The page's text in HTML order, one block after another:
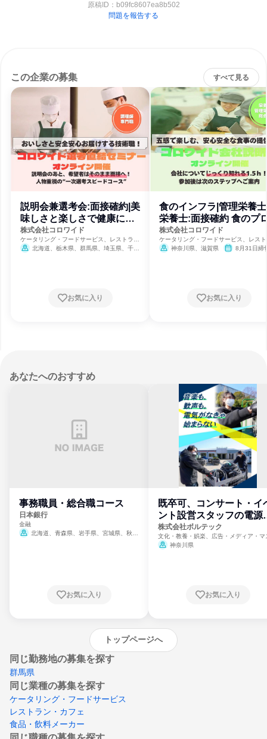
原稿ID： b09fc8607ea8b502
問題を報告する
この企業の募集 すべて見る
説明会兼選考会:面接確約|美
味しさと楽しさで健康に
CW
株式会社コロワイド
ケータリング・フードサービス、レストラ
ン・カフェ、食品・飲料メーカー
北海道、栃木県、群馬県、埼玉県、千葉
佐賀県、長崎県、熊本県、大分県、宮崎県、
8月31日締切
お気に入り
食のインフラ|管理栄養
栄養士:面接確約 食のプ
CW
株式会社コロワイド
ケータリング・フードサービス、レス
ン・カフェ、食品・飲料メーカー
神奈川県、滋賀県 8月31日締
お気に入り
あなたへのおすすめ
事務職員・総合職コース
日本銀行
金融
北海道、青森県、岩手県、宮城県、秋田
崎県、熊本県、大分県、宮崎県、鹿児島県、
お気に入り
既卒可、コンサート・イ
ント設営スタッフの電源
門
株式会社ボルテック
文化・教養・娯楽、広告・メディア・マ
ミ、電力・ガス・水道・エネルギー
神奈川県
お気に入り
トップページへ
同じ勤務地の募集を探す
群馬県
同じ業種の募集を探す
ケータリング・フードサービス
レストラン・カフェ
食品・飲料メーカー